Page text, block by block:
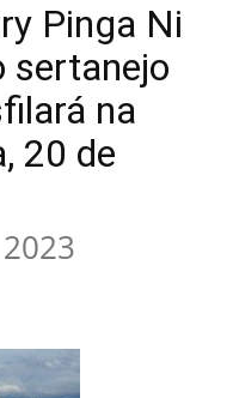
Pinga Ni
sertanejo
na
20 de